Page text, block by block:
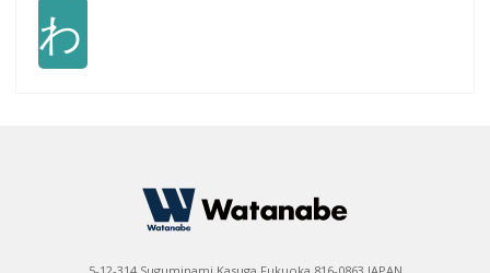
わ